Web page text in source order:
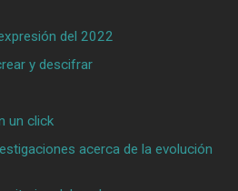
del 2022
y descifrar
un click
acerca de la evolución